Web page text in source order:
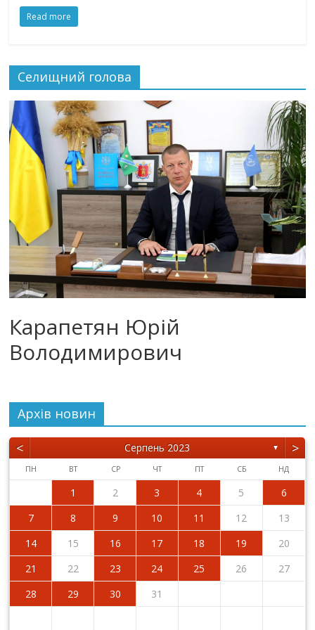
Read more
Селищний голова
Карапетян Юрій
Володимирович
Архiв новин
< Серпень 2023 ▼ >
ПН ВТ СР ЧТ ПТ СБ НД
1 2 3 4 5
6
7
8 9 10 11 12
13
14
15 16 17 18 19
20
21
22 23 24 25 26
27
28
29 30 31